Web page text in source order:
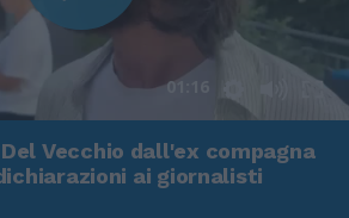
01:16
Vecchio dall'ex compagna
ai giornalisti